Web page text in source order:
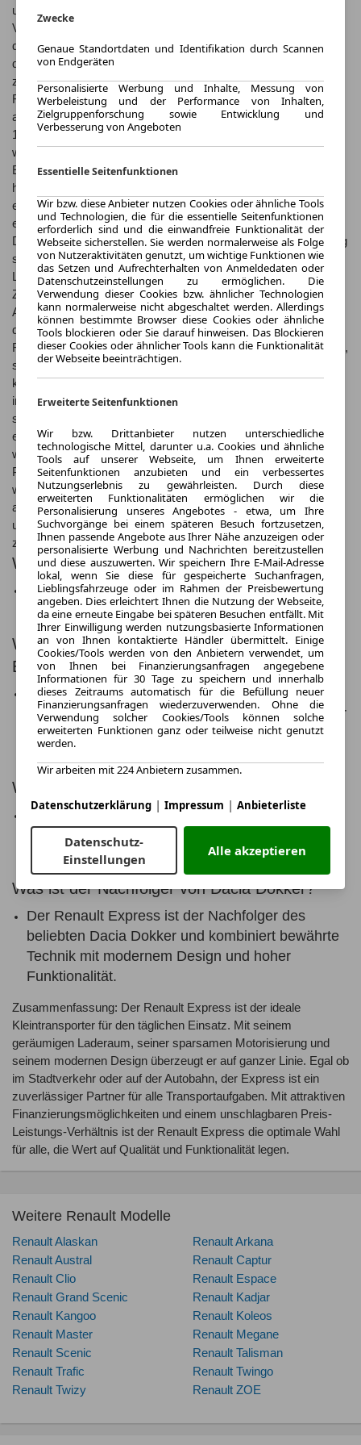
Weitere Renault Modelle
Renault Alaskan
Renault Arkana
Renault Austral
Renault Captur
Renault Clio
Renault Espace
Renault Grand Scenic
Renault Kadjar
Renault Kangoo
Renault Koleos
Renault Master
Renault Megane
Renault Scenic
Renault Talisman
Renault Trafic
Renault Twingo
Renault Twizy
Renault ZOE
und wendige Express überzeugt zudem mit einem sparsamen
Verbrauch und einer modernen Ausstattung. Mit seinem
dynamischen Design und seiner praktischen Funktionalität ist
der Renault Express die optimale Lösung für alle, die einen
zuverlässigen Partner im Alltag benötigen. Geschichte des
Renault Express: Der Renault Express hat eine lange Tradition
als praktischer Kleintransporter. Seit seiner Einführung im Jahr
1985 hat er sich als zuverlässiges Arbeitsfahrzeug bewährt und
wurde kontinuierlich weiterentwickelt. Mit seiner vielseitigen
Einsatzmöglichkeiten und seinem komfortablen Fahrverhalten
hat sich der Express schnell als beliebter Kleintransporter
etabliert. Technische Features: Der Renault Express ist mit
einem effizienten und leistungsstarken Benzin- oder
Dieselmotor ausgestattet, der für eine optimale Kraftübertragung
sorgt. Der geräumige Laderaum bietet ausreichend Platz für
Ladung aller Art und kann bei Bedarf flexibel erweitert werden.
Zudem überzeugt der Express mit modernen
Assistenzsystemen und einer komfortablen Ausstattung, die
das Fahren zum Vergnügen machen. Gut zu wissen: Der
Renault Express ist nicht nur äußerst praktisch und zuverlässig,
sondern auch besonders sparsam im Verbrauch. Dank seiner
kompakten Größe ist er zudem besonders wendig und flexibel
im Stadtverkehr unterwegs. Mit seinem modernen Design und
seiner hochwertigen Verarbeitung ist der Express zudem ein
echter Hingucker auf der Straße. Kaufen und leasen ab
welchem Preis?: Der Renault Express ist bereits ab einem
Preis von €15.000,- erhältlich und kann auch bequem geleast
werden. Dank attraktiver Finanzierungsoptionen ist der Express
auch für kleinere Budgets erschwinglich und bietet ein
unschlagbares Preis-Leistungs-Verhältnis. Oft gestellte Fragen
zu Renault Express:
Was kostet der neue Renault Express?
Der neue Renault Express ist ab €15.000,-
erhältlich.
Was ist der Unterschied zwischen Renault
Express und Renault Kangoo?
Der Renault Express ist kompakter und eher für
den gewerblichen Einsatz konzipiert, während der
Renault Kangoo mehr Platz und Komfort bietet
Wo wird der Renault Express gebaut?
Der Renault Express wird in verschiedenen
Renault-Werken in Europa gefertigt, darunter
auch in Frankreich und Spanien.
Was ist der Nachfolger von Dacia Dokker?
Der Renault Express ist der Nachfolger des
beliebten Dacia Dokker und kombiniert bewährte
Technik mit modernem Design und hoher
Funktionalität.
Zusammenfassung: Der Renault Express ist der ideale
Kleintransporter für den täglichen Einsatz. Mit seinem
geräumigen Laderaum, seiner sparsamen Motorisierung und
seinem modernen Design überzeugt er auf ganzer Linie. Egal ob
im Stadtverkehr oder auf der Autobahn, der Express ist ein
zuverlässiger Partner für alle Transportaufgaben. Mit attraktiven
Finanzierungsmöglichkeiten und einem unschlagbaren Preis-
Leistungs-Verhältnis ist der Renault Express die optimale Wahl
für alle, die Wert auf Qualität und Funktionalität legen.
Zwecke
Genaue Standortdaten und Identifikation durch Scannen
von Endgeräten
Personalisierte Werbung und Inhalte, Messung von
Werbeleistung und der Performance von Inhalten,
Zielgruppenforschung sowie Entwicklung und
Verbesserung von Angeboten
Essentielle Seitenfunktionen
Wir bzw. diese Anbieter nutzen Cookies oder ähnliche Tools
und Technologien, die für die essentielle Seitenfunktionen
erforderlich sind und die einwandfreie Funktionalität der
Webseite sicherstellen. Sie werden normalerweise als Folge
von Nutzeraktivitäten genutzt, um wichtige Funktionen wie
das Setzen und Aufrechterhalten von Anmeldedaten oder
Datenschutzeinstellungen zu ermöglichen. Die
Verwendung dieser Cookies bzw. ähnlicher Technologien
kann normalerweise nicht abgeschaltet werden. Allerdings
können bestimmte Browser diese Cookies oder ähnliche
Tools blockieren oder Sie darauf hinweisen. Das Blockieren
dieser Cookies oder ähnlicher Tools kann die Funktionalität
der Webseite beeinträchtigen.
Erweiterte Seitenfunktionen
Wir bzw. Drittanbieter nutzen unterschiedliche
technologische Mittel, darunter u.a. Cookies und ähnliche
Tools auf unserer Webseite, um Ihnen erweiterte
Seitenfunktionen anzubieten und ein verbessertes
Nutzungserlebnis zu gewährleisten. Durch diese
erweiterten Funktionalitäten ermöglichen wir die
Personalisierung unseres Angebotes - etwa, um Ihre
Suchvorgänge bei einem späteren Besuch fortzusetzen,
Ihnen passende Angebote aus Ihrer Nähe anzuzeigen oder
personalisierte Werbung und Nachrichten bereitzustellen
und diese auszuwerten. Wir speichern Ihre E-Mail-Adresse
lokal, wenn Sie diese für gespeicherte Suchanfragen,
Lieblingsfahrzeuge oder im Rahmen der Preisbewertung
angeben. Dies erleichtert Ihnen die Nutzung der Webseite,
da eine erneute Eingabe bei späteren Besuchen entfällt. Mit
Ihrer Einwilligung werden nutzungsbasierte Informationen
an von Ihnen kontaktierte Händler übermittelt. Einige
Cookies/Tools werden von den Anbietern verwendet, um
von Ihnen bei Finanzierungsanfragen angegebene
Informationen für 30 Tage zu speichern und innerhalb
dieses Zeitraums automatisch für die Befüllung neuer
Finanzierungsanfragen wiederzuverwenden. Ohne die
Verwendung solcher Cookies/Tools können solche
erweiterten Funktionen ganz oder teilweise nicht genutzt
werden.
Wir arbeiten mit 224 Anbietern zusammen.
Datenschutzerklärung | Impressum | Anbieterliste
Datenschutz-
Einstellungen
Alle akzeptieren